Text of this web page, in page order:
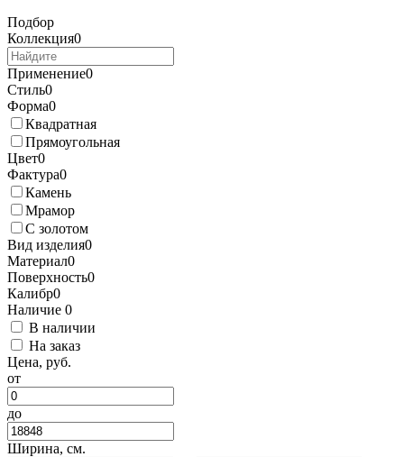
Подбор
Коллекция0
Применение0
Стиль0
Форма0
Квадратная
Прямоугольная
Цвет0
Фактура0
Камень
Мрамор
С золотом
Вид изделия0
Материал0
Поверхность0
Калибр0
Наличие 0
В наличии
На заказ
Цена, руб.
от
до
Ширина, см.